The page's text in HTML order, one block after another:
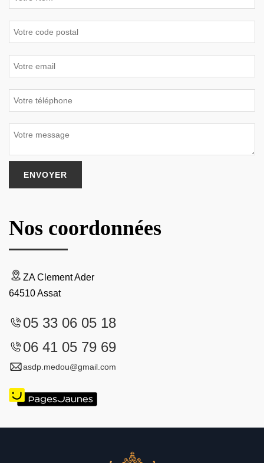
Nos coordonnées
ZA Clement Ader
64510 Assat
05 33 06 05 18
06 41 05 79 69
asdp.medou@gmail.com